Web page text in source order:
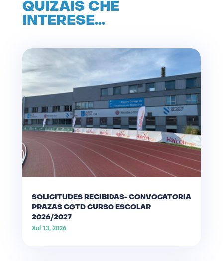
QUIZÁIS CHE
INTERESE…
SOLICITUDES RECIBIDAS- CONVOCATORIA
PRAZAS CGTD CURSO ESCOLAR
2026/2027
Xul 13, 2026